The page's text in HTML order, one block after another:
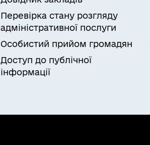
Перевірка стану розгляду
адміністративної послуги
Особистий прийом громадян
Доступ до публічної
інформації